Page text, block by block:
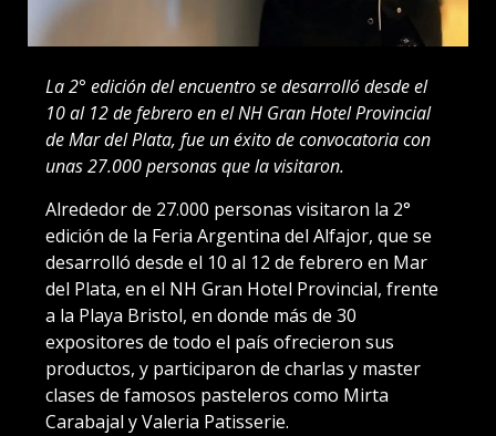
La 2° edición del encuentro se desarrolló desde el
10 al 12 de febrero en el NH Gran Hotel Provincial
de Mar del Plata, fue un éxito de convocatoria con
unas 27.000 personas que la visitaron.
Alrededor de 27.000 personas visitaron la 2°
edición de la Feria Argentina del Alfajor, que se
desarrolló desde el 10 al 12 de febrero en Mar
del Plata, en el NH Gran Hotel Provincial, frente
a la Playa Bristol, en donde más de 30
expositores de todo el país ofrecieron sus
productos, y participaron de charlas y master
clases de famosos pasteleros como Mirta
Carabajal y Valeria Patisserie.